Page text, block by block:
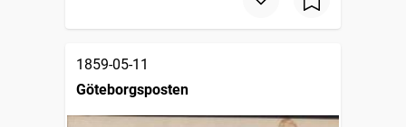
1859-05-11
Göteborgsposten